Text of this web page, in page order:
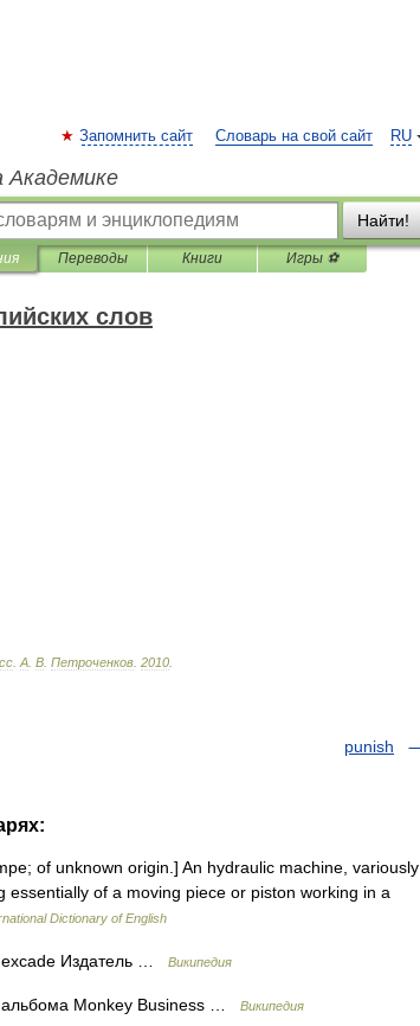
RU
Запомнить сайт Словарь на свой сайт
Академике
Найти!
Переводы Книги Игры ⚽
слов
А В Петроченков 2010
punish
of unknown origin.] An hydraulic machine, variously
of a moving piece or piston working in a
Dictionary of English
Издатель … Википедия
Monkey Business … Википедия